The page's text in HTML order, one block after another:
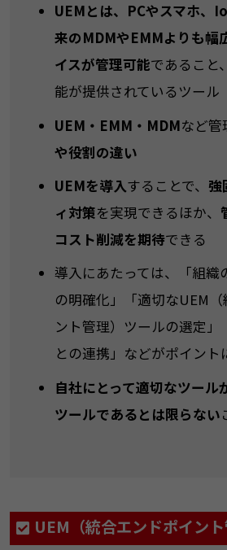
UEMとは、PCやスマホ、
来のMDMやEMMよりも幅
イスが管理可能であること
能が提供されているツール
UEM・EMM・MDMなど
や役割の違い
UEMを導入することで、 強
ィ対策を実現できるほか、
コスト削減を期待できる
導入にあたっては、「組織
の明確化」「適切なUEM
ント管理）ツールの選定」
との連携」などがポイント
自社にとって適切なツール
ツールであるとは限らない
UEM（統合エンドポイン